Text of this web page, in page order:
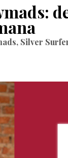
Silver